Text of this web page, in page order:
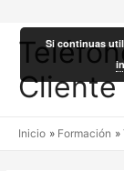
Cliente
Inicio Formación
Si continuas